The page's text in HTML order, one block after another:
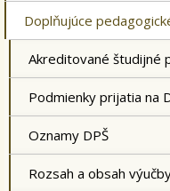
Doplňujúce
Akreditované študijné
Podmienky prijatia na
Oznamy DPŠ
Rozsah a obsah